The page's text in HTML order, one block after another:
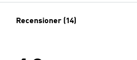
Recensioner (14)